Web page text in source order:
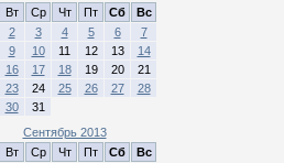
Вт Ср Чт Пт Сб
Вс
2 3 4 5 6
7
9 10 11 12 13
14
16 17 18 19 20
21
23 24 25 26 27
28
30
31
Сентябрь 2013
Вт Ср Чт Пт Сб
Вс